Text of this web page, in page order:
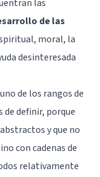
las
de las
moral, la
desinteresada
de los rangos de
de definir, porque
y que no
con cadenas de
relativamente